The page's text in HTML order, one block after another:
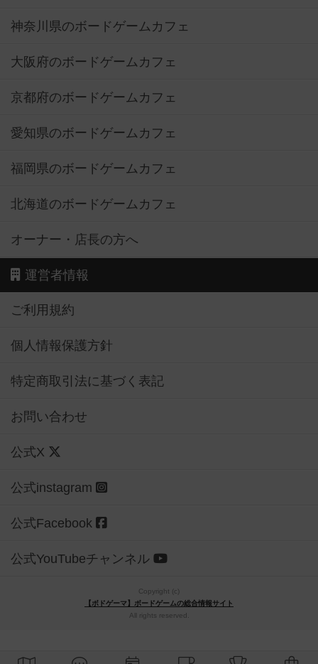
神奈川県のボードゲームカフェ
大阪府のボードゲームカフェ
京都府のボードゲームカフェ
愛知県のボードゲームカフェ
福岡県のボードゲームカフェ
北海道のボードゲームカフェ
オーナー・店長の方へ
運営者情報
ご利用規約
個人情報保護方針
特定商取引法に基づく表記
お問い合わせ
公式X
公式instagram
公式Facebook
公式YouTubeチャンネル
Copyright (c)
【ボドゲーマ】ボードゲームの総合情報サイト
All rights reserved.